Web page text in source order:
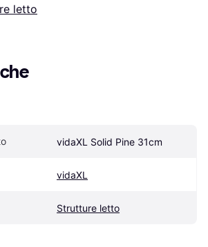
letto
vidaXL Solid Pine 31cm
vidaXL
Strutture letto